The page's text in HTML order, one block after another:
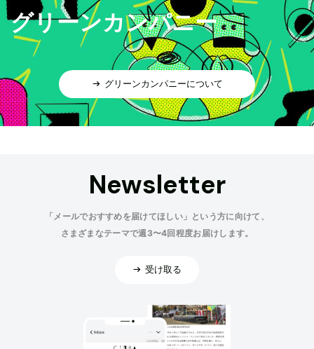
グリーンカンパニー
グリーンカンパニーについて
Newsletter
「メールでおすすめを届けてほしい」という方に向けて、
さまざまなテーマで週3〜4回程度お届けします。
受け取る